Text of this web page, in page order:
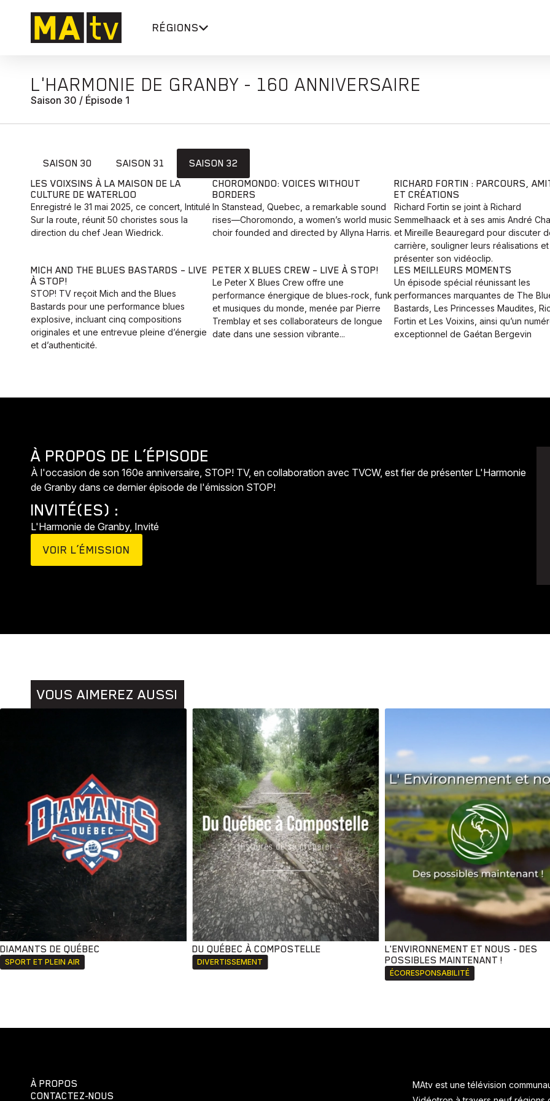
RÉGIONS
L'HARMONIE DE GRANBY - 160 ANNIVERSAIRE
Saison 30 / Épisode 1
SAISON 30 SAISON 31
SAISON 32
LES VOIXSINS À LA MAISON DE LA
CULTURE DE WATERLOO
Enregistré le 31 mai 2025, ce concert, Intitulé
Sur la route, réunit 50 choristes sous la
direction du chef Jean Wiedrick.
CHOROMONDO: VOICES WITHOUT
BORDERS
In Stanstead, Quebec, a remarkable sound
rises—Choromondo, a women’s world music
choir founded and directed by Allyna Harris.
RICHARD FORTIN : PARCOURS,
ET CRÉATIONS
Richard Fortin se joint à Richard
Semmelhaack et à ses amis André
et Mireille Beauregard pour discuter
carrière, souligner leurs réalisations et
présenter son vidéoclip.
MICH AND THE BLUES BASTARDS – LIVE
À STOP!
STOP! TV reçoit Mich and the Blues
Bastards pour une performance blues
explosive, incluant cinq compositions
originales et une entrevue pleine d’énergie
et d’authenticité.
PETER X BLUES CREW – LIVE À STOP!
Le Peter X Blues Crew offre une
performance énergique de blues‑rock, funk
et musiques du monde, menée par Pierre
Tremblay et ses collaborateurs de longue
date dans une session vibrante...
LES MEILLEURS MOMENTS
Un épisode spécial réunissant les
performances marquantes de The
Bastards, Les Princesses Maudites,
Fortin et Les Voixins, ainsi qu’un
exceptionnel de Gaétan Bergevin
À PROPOS DE L’ÉPISODE
À l'occasion de son 160e anniversaire, STOP! TV, en collaboration avec TVCW, est fier de présenter L'Harmonie
de Granby dans ce dernier épisode de l'émission STOP!
INVITÉ(ES) :
L'Harmonie de Granby, Invité
VOIR L’ÉMISSION
VOUS AIMEREZ AUSSI
DIAMANTS DE QUÉBEC
SPORT ET PLEIN AIR
DU QUÉBEC À COMPOSTELLE
DIVERTISSEMENT
L'ENVIRONNEMENT ET NOUS - DES
POSSIBLES MAINTENANT !
ÉCORESPONSABILITÉ
À PROPOS
CONTACTEZ-NOUS
MAtv est une télévision